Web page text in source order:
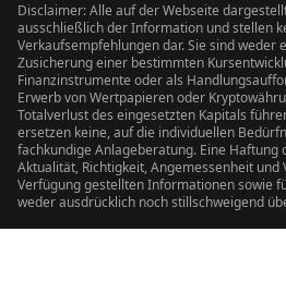
Disclaimer: Alle auf der Webseite
ausschließlich der Information und stellen
Verkaufsempfehlungen dar. Sie sind weder
Zusicherung einer bestimmten
Finanzinstrumente oder als
Erwerb von Wertpapieren oder
Totalverlust des eingesetzten Kapitals
ersetzen keine, auf die individuellen
fachkundige Anlageberatung. Eine Haftung
Aktualität, Richtigkeit, Angemessenheit
Verfügung gestellten Informationen sowie
weder ausdrücklich noch stillschweigend